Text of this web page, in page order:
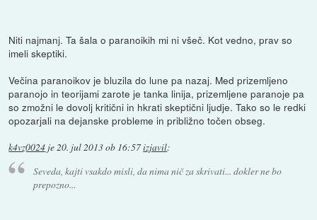
Niti najmanj. Ta šala o paranoikih mi ni všeč. Kot vedno, prav so
imeli skeptiki.
Večina paranoikov je bluzila do lune pa nazaj. Med prizemljeno
paranojo in teorijami zarote je tanka linija, prizemljene paranoje pa
so zmožni le dovolj kritični in hkrati skeptični ljudje. Tako so le redki
opozarjali na dejanske probleme in približno točen obseg.
k4vz0024 je20. jul 2013 ob 16:57izjavil:
Seveda, kajti vsakdo misli, da nima nič za skrivati... dokler ne bo
prepozno...